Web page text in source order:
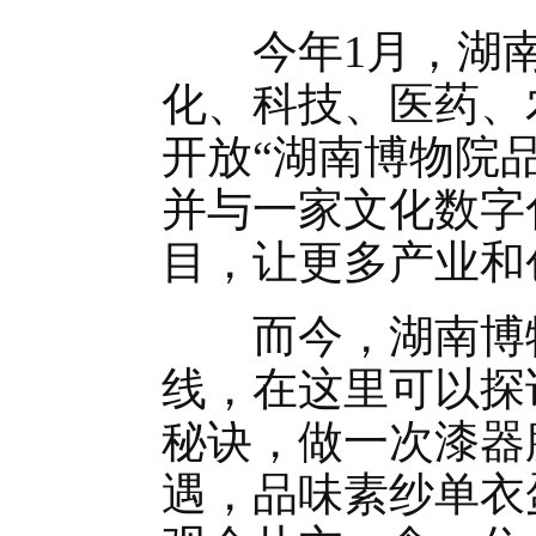
今年1月，湖南
化、科技、医药
开放“湖南博物院
并与一家文化数
目，让更多产业
而今，湖南博
线，在这里可以
秘诀，做一次漆
遇，品味素纱单